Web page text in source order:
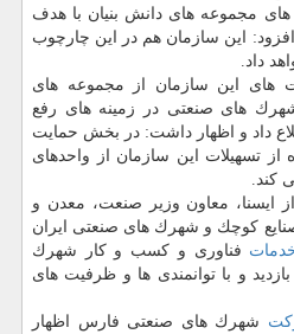
مجموعه های دانش بنیان با هدف
افزود: این سازمان هم در این چارچوب
داد.
های این سازمان از مجموعه های
های صنعتی در زمینه های رفع
داد و اظهار داشت: در بخش حمایت
از تسهیلات این سازمان از واحدهای
كند.
ایسنا، معاون وزیر صنعت، معدن و
كوچك و شهرك های صنعتی ایران
فناوری و كسب و كار شهرك
و با توانمندی ها و ظرفیت های
شهرك های صنعتی فارس اظهار